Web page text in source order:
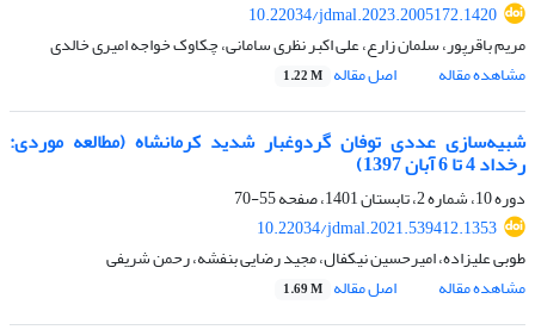
10.22034/jdmal.2023.2005172.1420
مریم باقرپور، سلمان زارع، علی اکبر نظری سامانی، چکاوک خواجه امیری خالدی
مشاهده مقاله
اصل مقاله 1.22 M
شبیه‌سازی عددی توفان گردوغبار شدید کرمانشاه (مطالعه موردی:
رخداد 4 تا 6 آبان 1397)
دوره 10، شماره 2، تابستان 1401، صفحه
55-70
10.22034/jdmal.2021.539412.1353
طوبی علیزاده، امیرحسین نیکفال، مجید رضایی بنفشه، رحمن شریفی
مشاهده مقاله
اصل مقاله 1.69 M